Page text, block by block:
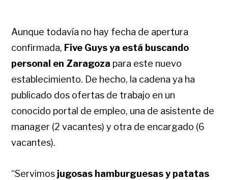
Aunque todavía no hay fecha de apertura
confirmada, Five Guys ya está buscando
personal en Zaragoza para este nuevo
establecimiento. De hecho, la cadena ya ha
publicado dos ofertas de trabajo en un
conocido portal de empleo, una de asistente de
manager (2 vacantes) y otra de encargado (6
vacantes).
“Servimos jugosas hamburguesas y patatas